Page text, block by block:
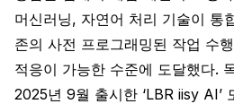
머신러닝, 자연어 처리 기술이 통
존의 사전 프로그래밍된 작업 수
적응이 가능한 수준에 도달했다.
2025년 9월 출시한 ‘LBR iisy AI’